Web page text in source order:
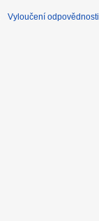
Vyloučení odpovědnosti